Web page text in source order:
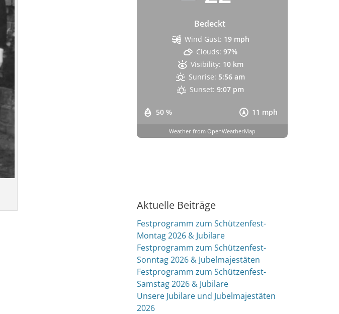
Bedeckt
50 % 11 mph
Wind Gust: 19 mph
Clouds: 97%
Visibility: 10 km
Sunrise: 5:56 am
Sunset: 9:07 pm
Weather from OpenWeatherMap
Aktuelle Beiträge
Festprogramm zum Schützenfest-
Montag 2026 & Jubilare
Festprogramm zum Schützenfest-
Sonntag 2026 & Jubelmajestäten
Festprogramm zum Schützenfest-
Samstag 2026 & Jubilare
Unsere Jubilare und Jubelmajestäten
2026